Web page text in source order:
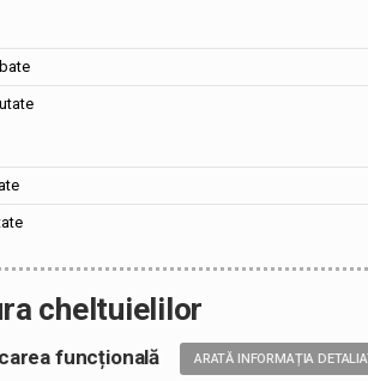
cheltuielilor
funcțională ARATĂ INFORMAȚIA